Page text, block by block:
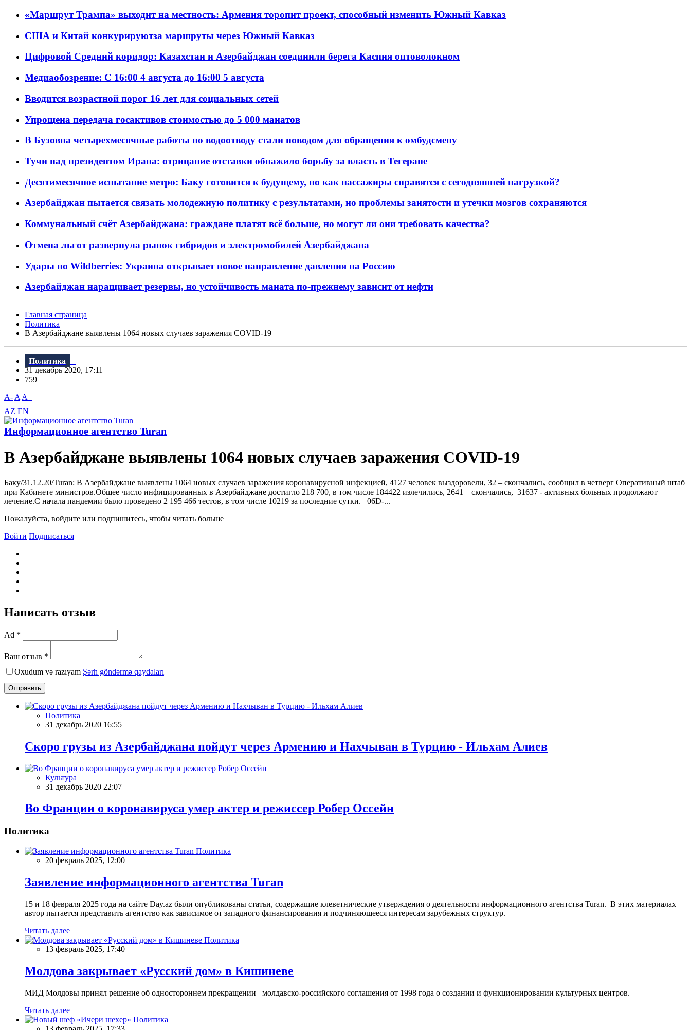
«Маршрут Трампа» выходит на местность: Армения торопит проект, способный изменить Южный Кавказ
США и Китай конкурируютза маршруты через Южный Кавказ
Цифровой Средний коридор: Казахстан и Азербайджан соединили берега Каспия оптоволокном
Медиаобозрение: С 16:00 4 августа до 16:00 5 августа
Вводится возрастной порог 16 лет для социальных сетей
Упрощена передача госактивов стоимостью до 5 000 манатов
В Бузовна четырехмесячные работы по водоотводу стали поводом для обращения к омбудсмену
Тучи над президентом Ирана: отрицание отставки обнажило борьбу за власть в Тегеране
Десятимесячное испытание метро: Баку готовится к будущему, но как пассажиры справятся с сегодняшней нагрузкой?
Азербайджан пытается связать молодежную политику с результатами, но проблемы занятости и утечки мозгов сохраняются
Коммунальный счёт Азербайджана: граждане платят всё больше, но могут ли они требовать качества?
Отмена льгот развернула рынок гибридов и электромобилей Азербайджана
Удары по Wildberries: Украина открывает новое направление давления на Россию
Азербайджан наращивает резервы, но устойчивость маната по-прежнему зависит от нефти
Главная страница
Политика
В Азербайджане выявлены 1064 новых случаев заражения COVID-19
Политика
31 декабрь 2020, 17:11
759
A- A A+
AZ EN
Информационное агентство Turan
В Азербайджане выявлены 1064 новых случаев заражения COVID-19
Баку/31.12.20/Turan: В Азербайджане выявлены 1064 новых случаев заражения коронавирусной инфекцией, 4127 человек выздоровели, 32 – скончались, сообщил в четверг Оперативный штаб
при Кабинете министров.Общее число инфицированных в Азербайджане достигло 218 700, в том числе 184422 излечились, 2641 – скончались, 31637 - активных больных продолжают
лечение.С начала пандемии было проведено 2 195 466 тестов, в том числе 10219 за последние сутки. –06D-...
Пожалуйста, войдите или подпишитесь, чтобы читать больше
Войти Подписаться
Написать отзыв
Ad *
Ваш отзыв *
Oxudum və razıyam Şərh göndərmə qaydaları
Отправить
Политика
31 декабрь 2020 16:55
Скоро грузы из Азербайджана пойдут через Армению и Нахчыван в Турцию - Ильхам Алиев
Культура
31 декабрь 2020 22:07
Во Франции о коронавируса умер актер и режиссер Робер Оссейн
Политика
Политика
20 февраль 2025, 12:00
Заявление информационного агентства Turan
15 и 18 февраля 2025 года на сайте Day.az были опубликованы статьи, содержащие клеветнические утверждения о деятельности информационного агентства Turan. В этих материалах
автор пытается представить агентство как зависимое от западного финансирования и подчиняющееся интересам зарубежных структур.
Читать далее
Политика
13 февраль 2025, 17:40
Молдова закрывает «Русский дом» в Кишиневе
МИД Молдовы принял решение об одностороннем прекращении молдавско-российского соглашения от 1998 года о создании и функционировании культурных центров.
Читать далее
Политика